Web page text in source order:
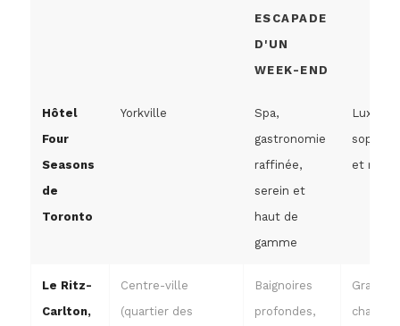
ESCAPADE
D'UN
WEEK-END
Hôtel
Four
Seasons
de
Toronto
Yorkville
Spa,
gastronomie
raffinée,
serein et
haut de
gamme
Luxe
et
Le Ritz-
Carlton,
Centre-ville
(quartier des
Baignoires
profondes,
Grand,